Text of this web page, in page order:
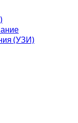
(УЗИ)